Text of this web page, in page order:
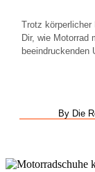
Trotz körperlicher
Dir, wie Motorrad
beeindruckenden
By Die